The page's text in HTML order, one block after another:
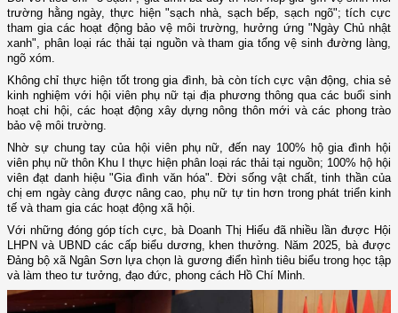
trường hằng ngày, thực hiện "sạch nhà, sạch bếp, sạch ngõ"; tích cực
tham gia các hoạt động bảo vệ môi trường, hưởng ứng "Ngày Chủ nhật
xanh", phân loại rác thải tại nguồn và tham gia tổng vệ sinh đường làng,
ngõ xóm.
Không chỉ thực hiện tốt trong gia đình, bà còn tích cực vận động, chia sẻ
kinh nghiệm với hội viên phụ nữ tại địa phương thông qua các buổi sinh
hoạt chi hội, các hoạt động xây dựng nông thôn mới và các phong trào
bảo vệ môi trường.
Nhờ sự chung tay của hội viên phụ nữ, đến nay 100% hộ gia đình hội
viên phụ nữ thôn Khu I thực hiện phân loại rác thải tại nguồn; 100% hộ hội
viên đạt danh hiệu "Gia đình văn hóa". Đời sống vật chất, tinh thần của
chị em ngày càng được nâng cao, phụ nữ tự tin hơn trong phát triển kinh
tế và tham gia các hoạt động xã hội.
Với những đóng góp tích cực, bà Doanh Thị Hiếu đã nhiều lần được Hội
LHPN và UBND các cấp biểu dương, khen thưởng. Năm 2025, bà được
Đảng bộ xã Ngân Sơn lựa chọn là gương điển hình tiêu biểu trong học tập
và làm theo tư tưởng, đạo đức, phong cách Hồ Chí Minh.